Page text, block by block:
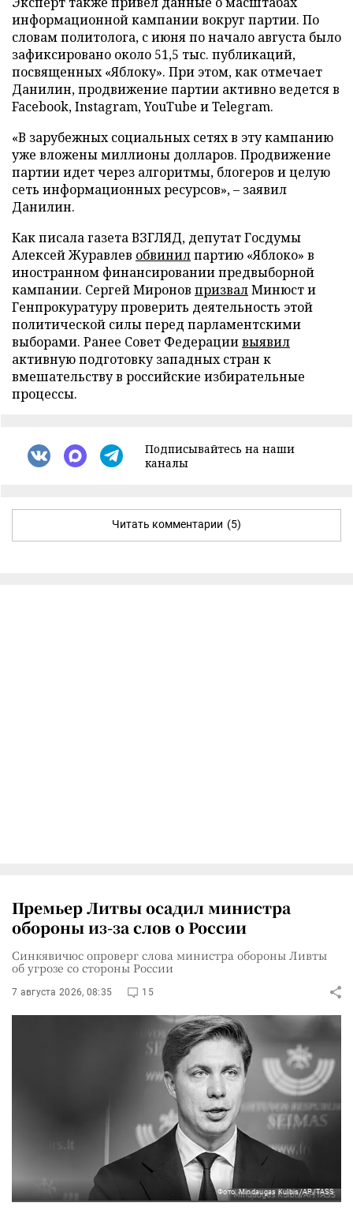
информационной кампании вокруг партии. По
словам политолога, с июня по начало августа было
зафиксировано около 51,5 тыс. публикаций,
посвященных «Яблоку». При этом, как отмечает
Данилин, продвижение партии активно ведется в
Facebook, Instagram, YouTube и Telegram.
«В зарубежных социальных сетях в эту кампанию
уже вложены миллионы долларов. Продвижение
партии идет через алгоритмы, блогеров и целую
сеть информационных ресурсов», – заявил
Данилин.
Как писала газета ВЗГЛЯД, депутат Госдумы
Алексей Журавлев обвинилпартию «Яблоко» в
иностранном финансировании предвыборной
кампании. Сергей Миронов призвалМинюст и
Генпрокуратуру проверить деятельность этой
политической силы перед парламентскими
выборами. Ранее Совет Федерациивыявил
активную подготовку западных стран к
вмешательству в российские избирательные
процессы.
Подписывайтесь на наши
каналы
Читать комментарии (5)
Премьер Литвы осадил министра
обороны из-за слов о России
Синкявичюс опроверг слова министра обороны Ливты
об угрозе со стороны России
7 августа 2026, 08:35 15
Фото: Mindaugas Kulbis/AP/TASS